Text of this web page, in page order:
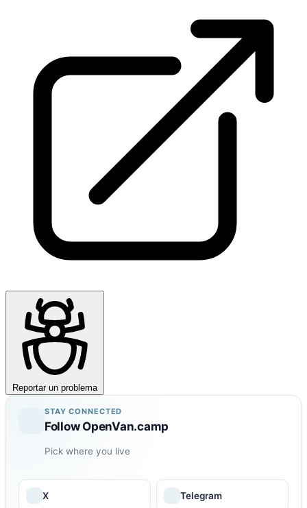
Reportar un problema
STAY CONNECTED
Follow OpenVan.camp
Pick where you live
X Telegram